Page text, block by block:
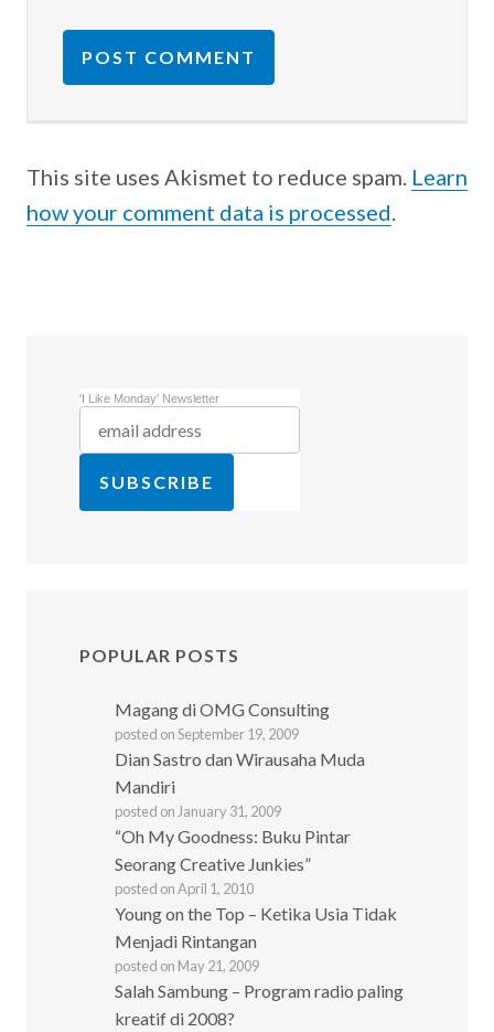
This site uses Akismet to reduce spam. Learn
how your comment data is processed.
'I Like Monday' Newsletter
POPULAR POSTS
Magang di OMG Consulting
posted on September 19, 2009
Dian Sastro dan Wirausaha Muda
Mandiri
posted on January 31, 2009
“Oh My Goodness: Buku Pintar
Seorang Creative Junkies”
posted on April 1, 2010
Young on the Top – Ketika Usia Tidak
Menjadi Rintangan
posted on May 21, 2009
Salah Sambung – Program radio paling
kreatif di 2008?